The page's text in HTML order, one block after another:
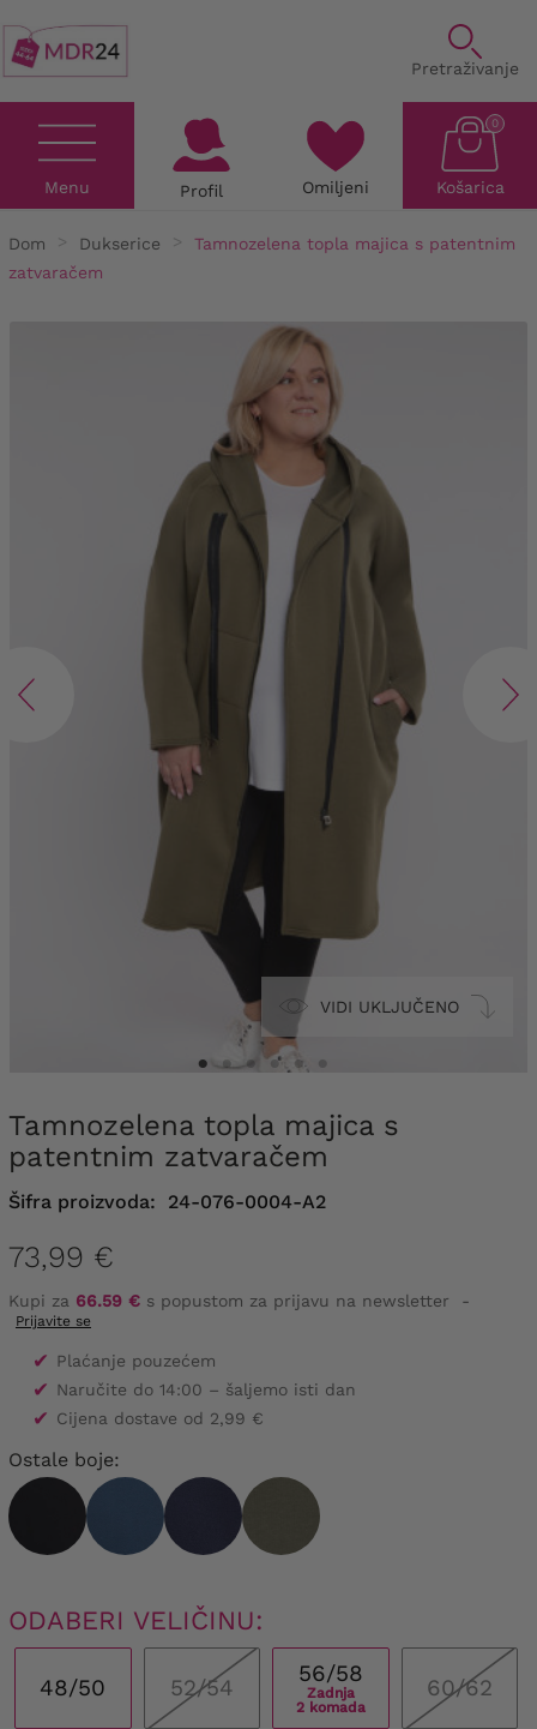
Pretraživanje
Menu Profil Omiljeni Košarica
0
Dom Dukserice
Tamnozelena topla majica s patentnim
zatvaračem
VIDI UKLJUČENO
Tamnozelena topla majica s
patentnim zatvaračem
Šifra proizvoda: 24-076-0004-A2
73,99 €
Kupi za 66.59 € s popustom za prijavu na newsletter -
Prijavite se
✔ Plaćanje pouzećem
✔ Naručite do 14:00 – šaljemo isti dan
✔ Cijena dostave od 2,99 €
Ostale boje:
ODABERI VELIČINU:
48/50 52/54
56/58
Zadnja
2 komada
60/62